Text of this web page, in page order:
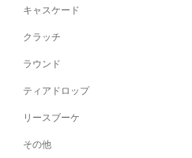
キャスケード
クラッチ
ラウンド
ティアドロップ
リースブーケ
その他